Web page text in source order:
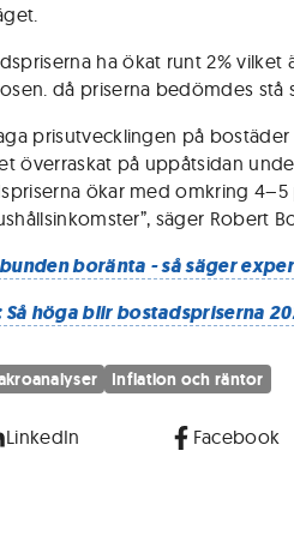
ha ökat runt 2% vilket
då priserna bedömdes stå
prisutvecklingen på
överraskat på uppåtsidan
ökar med omkring
säger Robert
boränta - så säger
Så höga blir bostadspriserna
Inflation och räntor
LinkedIn Facebook